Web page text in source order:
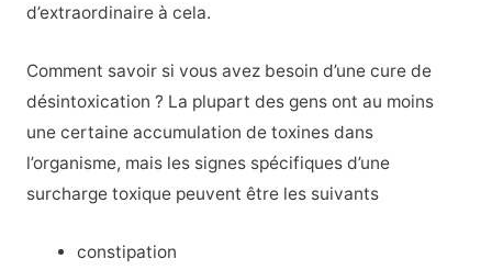
d’extraordinaire à cela.
Comment savoir si vous avez besoin d’une cure de
désintoxication ? La plupart des gens ont au moins
une certaine accumulation de toxines dans
l’organisme, mais les signes spécifiques d’une
surcharge toxique peuvent être les suivants
constipation